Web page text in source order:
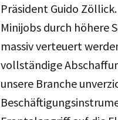
Präsident Guido
Minijobs durch höhere
massiv verteuert
vollständige
unsere Branche